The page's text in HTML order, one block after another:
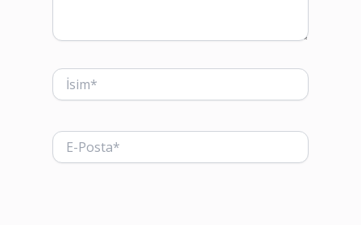
İsim*
E-
Posta*